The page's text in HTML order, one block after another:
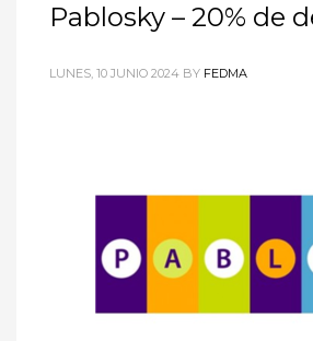
Pablosky – 20% de
LUNES, 10 JUNIO 2024 BY FEDMA